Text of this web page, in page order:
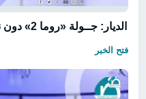
الديار: جــولة «روما 2» دون نتائج
فتح الخبر